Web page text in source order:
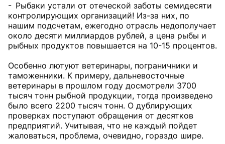
- Рыбаки устали от отеческой заботы семидесяти
контролирующих организаций! Из-за них, по
нашим подсчетам, ежегодно отрасль недополучает
около десяти миллиардов рублей, а цена рыбы и
рыбных продуктов повышается на 10-15 процентов.
Особенно лютуют ветеринары, пограничники и
таможенники. К примеру, дальневосточные
ветеринары в прошлом году досмотрели 3700
тысяч тонн рыбной продукции, тогда произведено
было всего 2200 тысяч тонн. О дублирующих
проверках поступают обращения от десятков
предприятий. Учитывая, что не каждый пойдет
жаловаться, проблема, очевидно, гораздо шире.